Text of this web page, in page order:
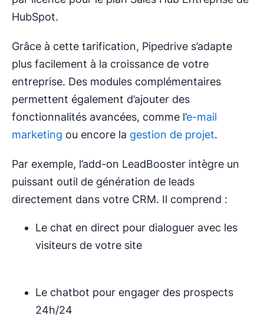
HubSpot.
Grâce à cette tarification, Pipedrive s’adapte
plus facilement à la croissance de votre
entreprise. Des modules complémentaires
permettent également d’ajouter des
fonctionnalités avancées, comme l’e-mail
marketing ou encore la gestion de projet.
Par exemple, l’add-on LeadBooster intègre un
puissant outil de génération de leads
directement dans votre CRM. Il comprend :
Le chat en direct pour dialoguer avec les
visiteurs de votre site
Le chatbot pour engager des prospects
24h/24